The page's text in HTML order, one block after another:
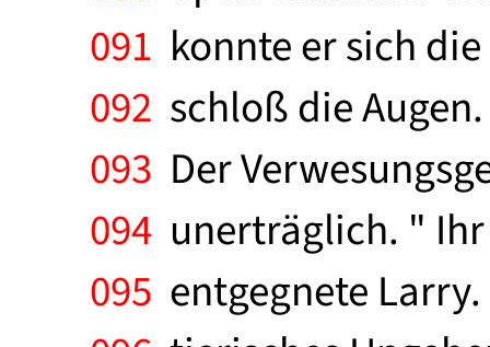
091 konnte er sich
092 schloß die
093 Der
094 unerträglich. "
095 entgegnete